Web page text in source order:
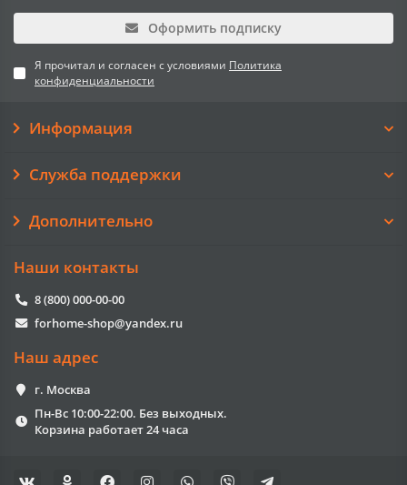
Оформить подписку
Я прочитал и согласен с условиями Политика
конфиденциальности
Информация
Служба поддержки
Дополнительно
Наши контакты
8 (800) 000-00-00
forhome-shop@yandex.ru
Наш адрес
г. Москва
Пн-Вс 10:00-22:00. Без выходных.
Корзина работает 24 часа